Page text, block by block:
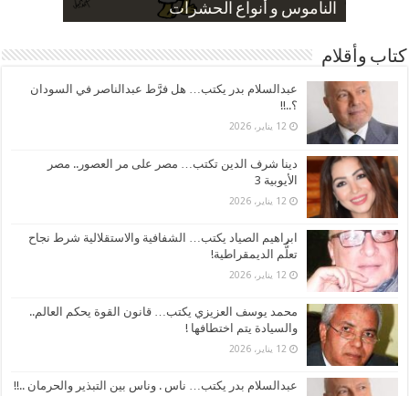
الناموس و أنواع الحشرات
الموظفين بعد ارتفاع الأسعار
ارتفاع نسبة الطلاق في مصر
صورة كاركاتيرية
صورة كاركاتيرية
كتاب وأقلام
عبدالسلام بدر يكتب… هل فرَّط عبدالناصر في السودان
؟..!!
12 يناير، 2026
دينا شرف الدين تكتب… مصر على مر العصور.. مصر
الأيوبية 3
12 يناير، 2026
ابراهيم الصياد يكتب… الشفافية والاستقلالية شرط نجاح
تعلُّم الديمقراطية!
12 يناير، 2026
محمد يوسف العزيزي يكتب… قانون القوة يحكم العالم..
والسيادة يتم اختطافها !
12 يناير، 2026
عبدالسلام بدر يكتب… ناس . وناس بين التبذير والحرمان ..!!